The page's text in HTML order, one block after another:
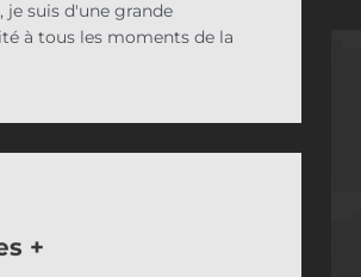
je suis d'une grande
à tous les moments de la
+